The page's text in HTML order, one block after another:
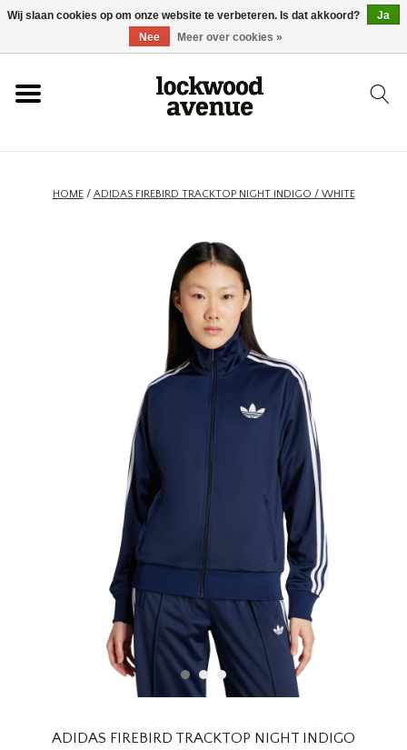
HOME
HOME/ ADIDAS FIREBIRD TRACKTOP NIGHT INDIGO / WHITE
ADIDAS FIREBIRD TRACKTOP NIGHT INDIGO
Wij slaan cookies op om onze website te verbeteren. Is dat akkoord?
Ja
Nee
Meer over cookies »